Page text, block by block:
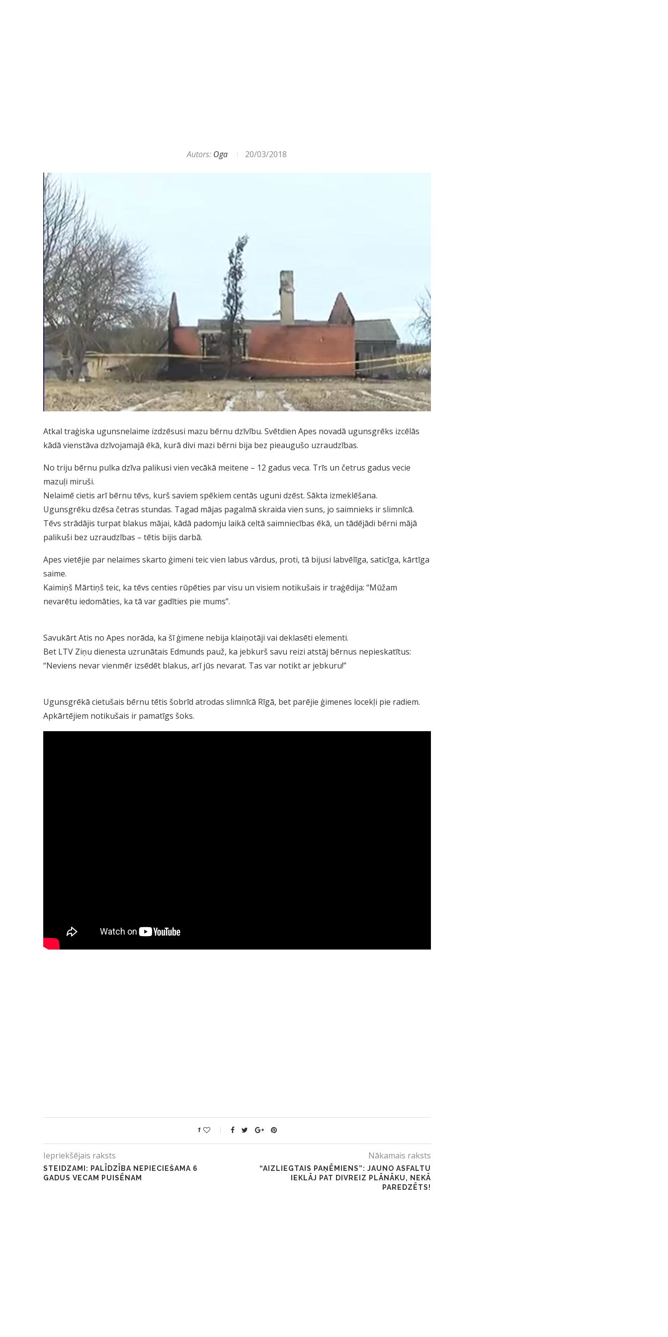
Autors: Oga 20/03/2018
Atkal traģiska ugunsnelaime izdzēsusi mazu bērnu dzīvību. Svētdien Apes novadā ugunsgrēks izcēlās
kādā vienstāva dzīvojamajā ēkā, kurā divi mazi bērni bija bez pieaugušo uzraudzības.
No triju bērnu pulka dzīva palikusi vien vecākā meitene – 12 gadus veca. Trīs un četrus gadus vecie
mazuļi miruši.
Nelaimē cietis arī bērnu tēvs, kurš saviem spēkiem centās uguni dzēst. Sākta izmeklēšana.
Ugunsgrēku dzēsa četras stundas. Tagad mājas pagalmā skraida vien suns, jo saimnieks ir slimnīcā.
Tēvs strādājis turpat blakus mājai, kādā padomju laikā celtā saimniecības ēkā, un tādējādi bērni mājā
palikuši bez uzraudzības – tētis bijis darbā.
Apes vietējie par nelaimes skarto ģimeni teic vien labus vārdus, proti, tā bijusi labvēlīga, saticīga, kārtīga
saime.
Kaimiņš Mārtiņš teic, ka tēvs centies rūpēties par visu un visiem notikušais ir traģēdija: “Mūžam
nevarētu iedomāties, ka tā var gadīties pie mums”.
Savukārt Atis no Apes norāda, ka šī ģimene nebija klaiņotāji vai deklasēti elementi.
Bet LTV Ziņu dienesta uzrunātais Edmunds pauž, ka jebkurš savu reizi atstāj bērnus nepieskatītus:
“Neviens nevar vienmēr izsēdēt blakus, arī jūs nevarat. Tas var notikt ar jebkuru!”
Ugunsgrēkā cietušais bērnu tētis šobrīd atrodas slimnīcā Rīgā, bet parējie ģimenes locekļi pie radiem.
Apkārtējiem notikušais ir pamatīgs šoks.
1
Iepriekšējais raksts
STEIDZAMI: PALĪDZĪBA NEPIECIEŠAMA 6
GADUS VECAM PUISĒNAM
Nākamais raksts
“AIZLIEGTAIS PAŅĒMIENS”: JAUNO ASFALTU
IEKLĀJ PAT DIVREIZ PLĀNĀKU, NEKĀ
PAREDZĒTS!